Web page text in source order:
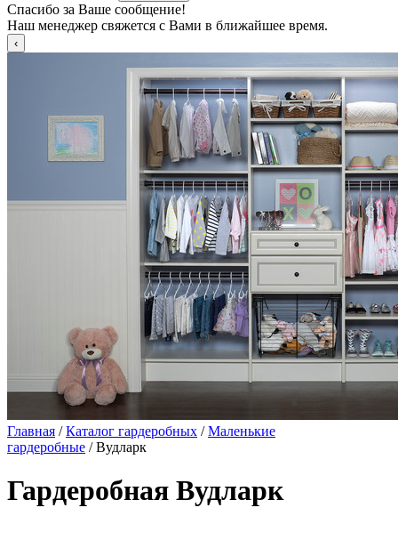
Спасибо за Ваше сообщение!
Наш менеджер свяжется с Вами в ближайшее время.
Главная /Каталог гардеробных /Маленькие
гардеробные / Вудларк
Гардеробная Вудларк